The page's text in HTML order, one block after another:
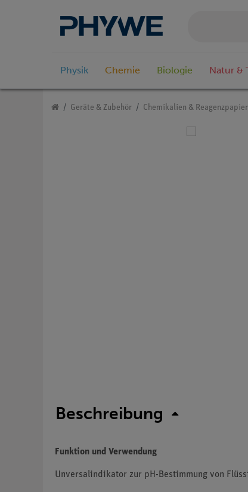
Physik Chemie Biologie Natur &
Geräte & Zubehör Chemikalien &
Beschreibung
Funktion und Verwendung
Unversalindikator zur pH-Bestimmung von